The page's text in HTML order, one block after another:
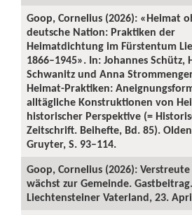
Goop, Cornelius (2026): «Heimat
deutsche Nation: Praktiken der
Heimatdichtung im Fürstentum
1866–1945». In: Johannes Schütz,
Schwanitz und Anna
Heimat-Praktiken:
alltägliche Konstruktionen von
historischer Perspektive (=
Zeitschrift. Beihefte, Bd. 85).
Gruyter, S. 93–114.
Goop, Cornelius (2026):
wächst zur Gemeinde. Gastbeitrag.
Liechtensteiner Vaterland, 23.